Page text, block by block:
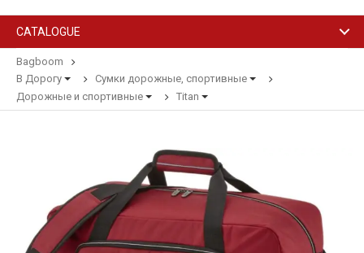
CATALOGUE
Bagboom
В Дорогу
Сумки дорожные, спортивные
Дорожные и спортивные
Titan